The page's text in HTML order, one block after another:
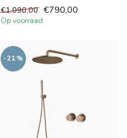
€1.090,00 €790,00
Op voorraad
-21%